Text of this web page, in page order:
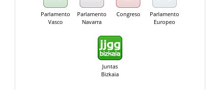
Parlamento
Vasco
Parlamento
Navarra
Congreso
Parlamento
Europeo
Juntas
Bizkaia